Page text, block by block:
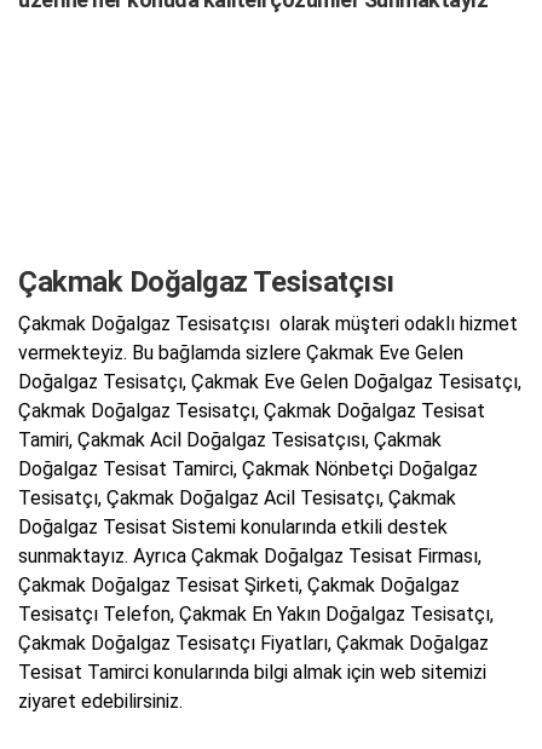
Çakmak Doğalgaz Tesisatçısı
Çakmak Doğalgaz Tesisatçısı olarak müşteri odaklı hizmet
vermekteyiz. Bu bağlamda sizlere Çakmak Eve Gelen
Doğalgaz Tesisatçı, Çakmak Eve Gelen Doğalgaz Tesisatçı,
Çakmak Doğalgaz Tesisatçı, Çakmak Doğalgaz Tesisat
Tamiri, Çakmak Acil Doğalgaz Tesisatçısı, Çakmak
Doğalgaz Tesisat Tamirci, Çakmak Nönbetçi Doğalgaz
Tesisatçı, Çakmak Doğalgaz Acil Tesisatçı, Çakmak
Doğalgaz Tesisat Sistemi konularında etkili destek
sunmaktayız. Ayrıca Çakmak Doğalgaz Tesisat Firması,
Çakmak Doğalgaz Tesisat Şirketi, Çakmak Doğalgaz
Tesisatçı Telefon, Çakmak En Yakın Doğalgaz Tesisatçı,
Çakmak Doğalgaz Tesisatçı Fiyatları, Çakmak Doğalgaz
Tesisat Tamirci konularında bilgi almak için web sitemizi
ziyaret edebilirsiniz.